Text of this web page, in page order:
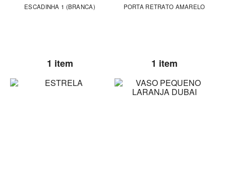
ESCADINHA 1 (BRANCA)
1 item
PORTA RETRATO AMARELO
1 item